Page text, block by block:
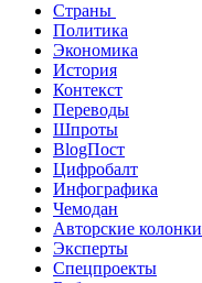
Страны
Политика
Экономика
История
Контекст
Переводы
Шпроты
BlogПост
Цифробалт
Инфографика
Чемодан
Авторские колонки
Эксперты
Спецпроекты